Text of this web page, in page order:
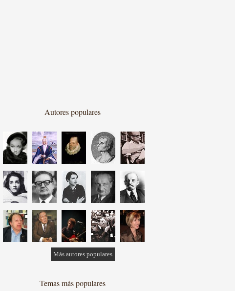
Autores populares
Más autores populares
Temas más populares